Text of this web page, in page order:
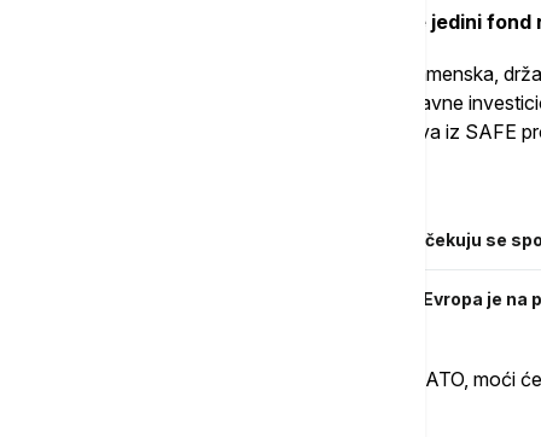
Cicikostas je naglasio da ovo nije jedini
S obzirom na to da je infrastruktura dvonamenska,
koheziona sredstva, dodeljena u okviru glavne
nejednakosti između regiona, kao i sredstva iz SAFE
Zelenski stigao u posetu Francuskoj, očekuju se
Orban upozorava: Situacija je opasna, Evropa je
Države članice EU, od kojih je većina i u NATO, moći